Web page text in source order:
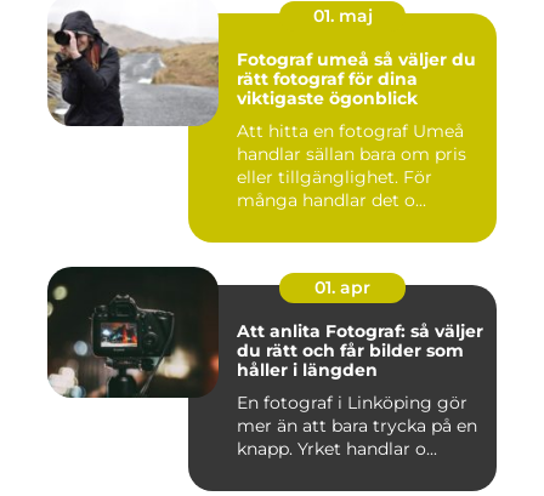
01. maj
Fotograf umeå så väljer du
rätt fotograf för dina
viktigaste ögonblick
Att hitta en fotograf Umeå
handlar sällan bara om pris
eller tillgänglighet. För
många handlar det o...
01. apr
Att anlita Fotograf: så väljer
du rätt och får bilder som
håller i längden
En fotograf i Linköping gör
mer än att bara trycka på en
knapp. Yrket handlar o...